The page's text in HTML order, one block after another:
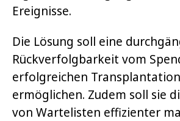
Ereignisse.
Die Lösung soll eine
Rückverfolgbarkeit vom
erfolgreichen
ermöglichen. Zudem soll sie
von Wartelisten effizienter